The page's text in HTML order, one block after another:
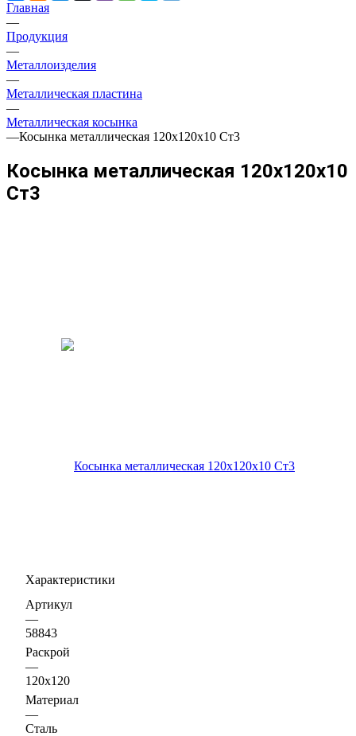
Главная
—
Продукция
—
Металлоизделия
—
Металлическая пластина
—
Металлическая косынка
—Косынка металлическая 120х120х10 Ст3
Косынка металлическая 120х120х10
Ст3
Характеристики
Артикул
—
58843
Раскрой
—
120х120
Материал
—
Сталь